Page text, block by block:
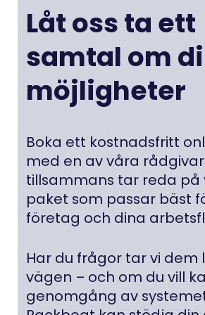
Premium:
Produktvarianter
Premium:
Premium +:
Produktpaket
Premium:
Premium +:
Basic:
Premium +:
Anpassade fält
Basic:
Premium:
Premium +:
Basic:
Premium:
Anpassade fält
Basic:
Premium:
Premium:
Premium +:
Varumottagning
Premium:
Premium +:
Streckkodshantering
Basic:
Premium:
Basic:
Premium:
Premium +:
Basic:
Premium:
Premium +:
QR- och streckkoder
Basic:
Premium +:
Försäljningsstatistik
Basic:
Premium:
Premium +:
Produktkort
Basic:
Premium:
Premium +:
Inventering
Premium:
Kundrabatter
Premium:
Premium +:
Kundgruppsrabatter
Premium:
Premium +:
Basic:
Premium:
Premium +:
Webhooks
Basic:
Premium:
Antal integrationer
Basic:
1
Premium:
Premium +:
Integration till webbshop
Premium +:
Batchhantering
Basic:
Premium +:
Låt oss ta ett
samtal om
möjligheter
Boka ett kostnadsfritt
med en av våra
tillsammans tar reda på
paket som passar bäst
företag och dina
Har du frågor tar vi dem
vägen – och om du vill
genomgång av